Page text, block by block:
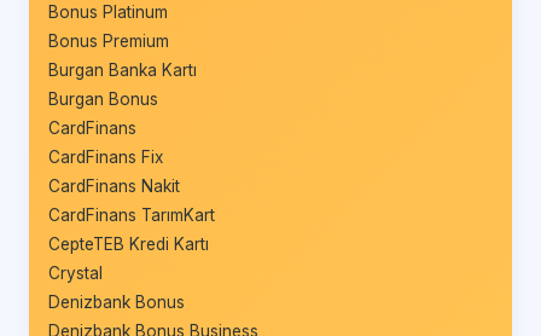
Bonus Platinum
Bonus Premium
Burgan Banka Kartı
Burgan Bonus
CardFinans
CardFinans Fix
CardFinans Nakit
CardFinans TarımKart
CepteTEB Kredi Kartı
Crystal
Denizbank Bonus
Denizbank Bonus Business